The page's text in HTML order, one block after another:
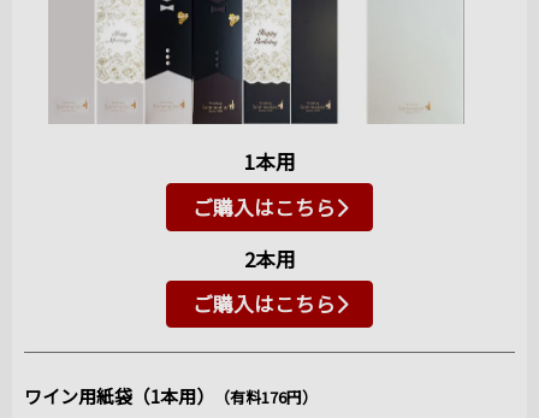
1本用
ご購入はこちら
2本用
ご購入はこちら
ワイン用紙袋（1本用） （有料176円）